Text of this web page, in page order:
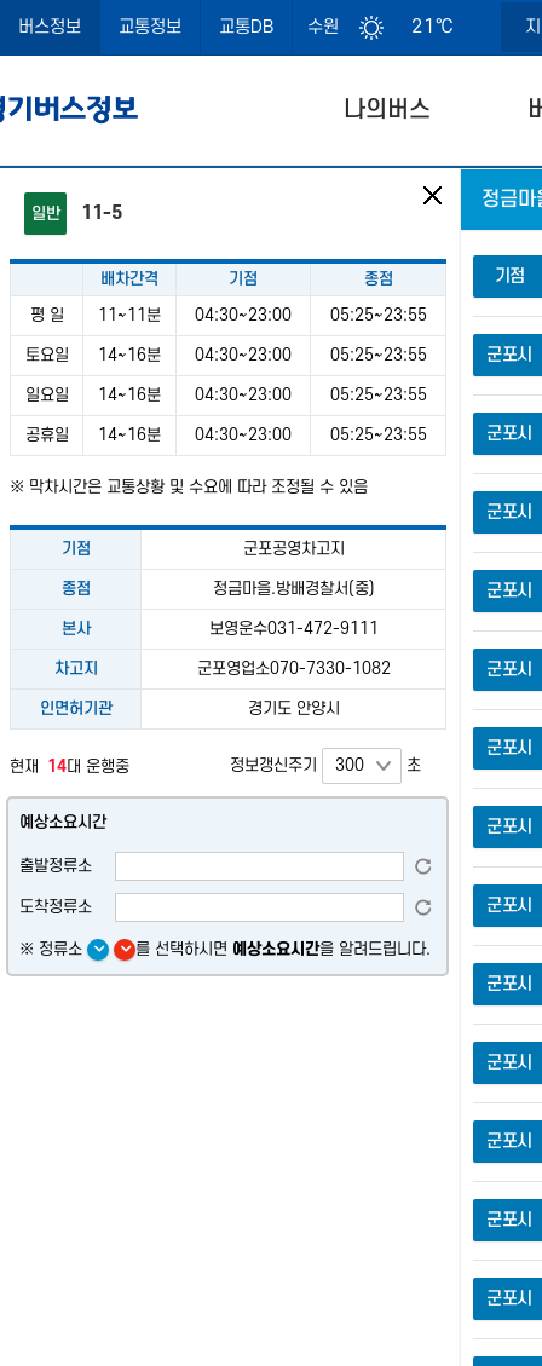
버스정보 교통정보 교통DB 수원 21℃
나의버스
공유서비스
노선번호, 정류소명, 정류소번호로 검색
일반 11-5
배차간격 기점
종점
평 일
11~11분 04:30~23:00 05:25~23:55
토요일 14~16분 04:30~23:00 05:25~23:55
일요일 14~16분 04:30~23:00 05:25~23:55
공휴일 14~16분 04:30~23:00 05:25~23:55
※ 막차시간은 교통상황 및 수요에 따라 조정될 수 있음
기점 군포공영차고지
종점 정금마을.방배경찰서(중)
본사 보영운수031-472-9111
차고지 군포영업소070-7330-1082
인면허기관 경기도 안양시
현재 14대 운행중 정보갱신주기 초
예상소요시간
출발정류소
도착정류소
※ 정류소 를 선택하시면 예상소요시간을 알려드립니다.
기점
군포시
군포시
군포시
군포시
군포시
군포시
군포시
군포시
군포시
군포시
군포시
군포시
군포시
주변정
주변관